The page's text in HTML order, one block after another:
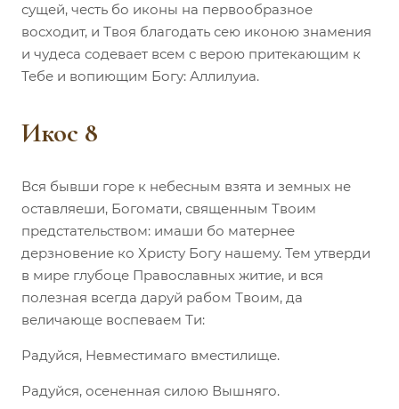
сущей, честь бо иконы на первообразное
восходит, и Твоя благодать сею иконою знамения
и чудеса содевает всем с верою притекающим к
Тебе и вопиющим Богу: Аллилуиа.
Икос 8
Вся бывши горе к небесным взята и земных не
оставляеши, Богомати, священным Твоим
предстательством: имаши бо матернее
дерзновение ко Христу Богу нашему. Тем утверди
в мире глубоце Православных житие, и вся
полезная всегда даруй рабом Твоим, да
величающе воспеваем Ти:
Радуйся, Невместимаго вместилище.
Радуйся, осененная силою Вышняго.